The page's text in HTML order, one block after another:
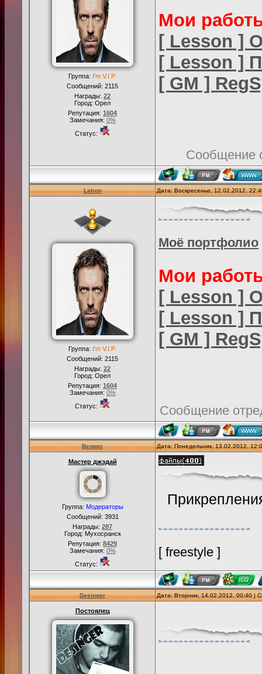
Группа: I'm V.I.P.
Сообщений: 2115
Награды: 22
Город: Орел
Репутация: 1604
Замечания: 0%
Статус:
Мои
[ Lesson ]
[ Lesson ]
[ GM ]
Сообщение
Latron Дата: Воскресенье, 12.02.2012,
Группа: I'm V.I.P.
Сообщений: 2115
Награды: 22
Город: Орел
Репутация: 1604
Замечания: 0%
Статус:
Моё портфолио
Мои
[ Lesson ]
[ Lesson ]
[ GM ]
Сообщение
Великс Дата: Понедельник, 13.02.2012,
Мастер джэдай
Группа: Модераторы
Сообщений: 3931
Награды: 287
Город: Мухосранск
Репутация: 8429
Замечания: 0%
Статус:
[ freestyle ]
Desinger Дата: Вторник, 14.02.2012, 00:40 |
Постоялец